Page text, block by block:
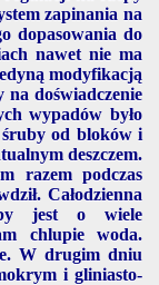
zapinania na
dopasowania do
nawet nie ma
modyfikacją
na doświadczenie
wypadów było
od bloków i
deszczem.
razem podczas
Całodzienna
jest o wiele
chlupie woda.
W drugim dniu
i gliniasto-